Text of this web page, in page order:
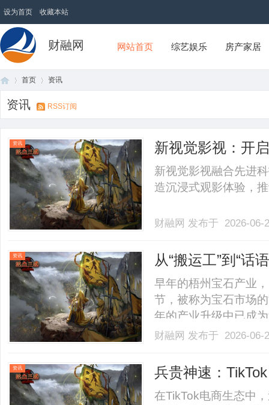
设为首页 收藏本站
财融网 网站首页 综艺娱乐 房产家居
首页 资讯
资讯 RSS订阅
资讯 新视觉影视：开
新视觉影视融合先进
造沉浸式观影体验，
财融网 发布于 2026-
资讯 从“搬运工”到“话
早年的梧州宝石产业
节，被称为宝石市场
年的产业升级中已成
是卖“产品”，更是在
精尖”领域。现在的批
财融网 发布于 2026-
资讯
兵贵神速：
升现金流周转？
在TikTok电商生态中